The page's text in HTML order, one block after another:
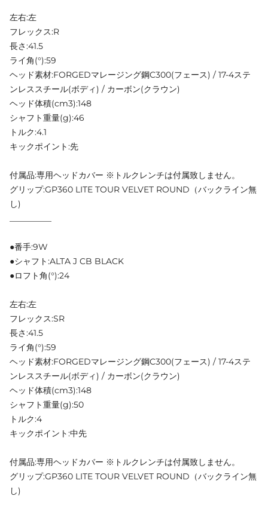
左右:左
フレックス:R
長さ:41.5
ライ角(°):59
ヘッド素材:FORGEDマレージング鋼C300(フェース) / 17-4ステ
ンレススチール(ボディ) / カーボン(クラウン)
ヘッド体積(cm3):148
シャフト重量(g):46
トルク:4.1
キックポイント:先
付属品:専用ヘッドカバー ※トルクレンチは付属致しません。
グリップ:GP360 LITE TOUR VELVET ROUND（バックライン無
し)
●番手:9W
●シャフト:ALTA J CB BLACK
●ロフト角(°):24
左右:左
フレックス:SR
長さ:41.5
ライ角(°):59
ヘッド素材:FORGEDマレージング鋼C300(フェース) / 17-4ステ
ンレススチール(ボディ) / カーボン(クラウン)
ヘッド体積(cm3):148
シャフト重量(g):50
トルク:4
キックポイント:中先
付属品:専用ヘッドカバー ※トルクレンチは付属致しません。
グリップ:GP360 LITE TOUR VELVET ROUND（バックライン無
し)